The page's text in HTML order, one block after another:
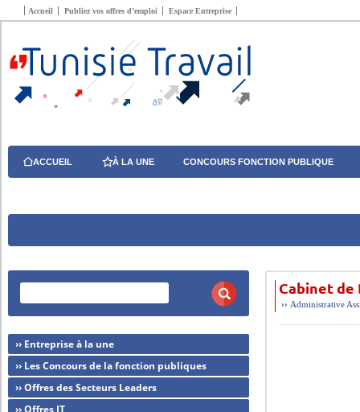
Accueil Publiez vos offres d’emploi Espace Entreprise
ACCUEIL À LA UNE CONCOURS FONCTION PUBLIQUE
Cabinet
›› Administrative
›› Entreprise à la une
›› Les Concours de la fonction publiques
›› Offres des Secteurs Leaders
›› Offres IT